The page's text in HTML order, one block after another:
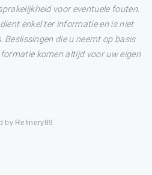
voor eventuele fouten.
enkel ter informatie en is niet
Beslissingen die u neemt op basis
komen altijd voor uw eigen
by Refinery89